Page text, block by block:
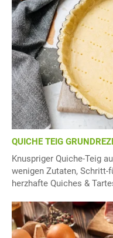
QUICHE TEIG
Knuspriger Quiche-Teig
wenigen Zutaten,
herzhafte Quiches &